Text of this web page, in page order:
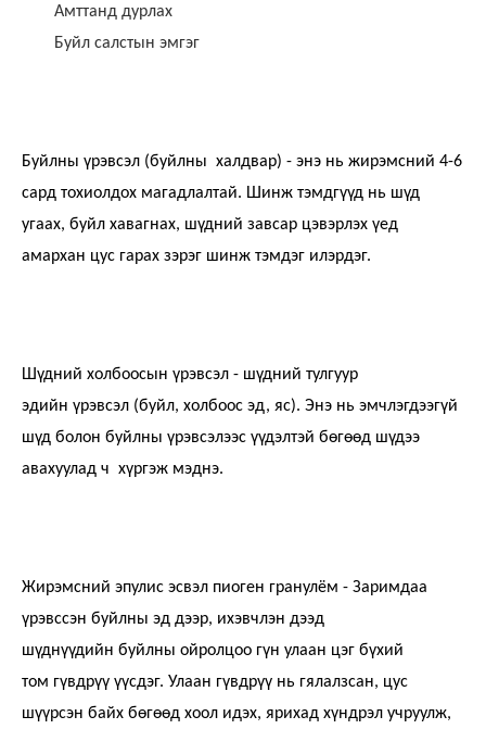
Амттанд дурлах
Буйл салстын эмгэг
Буйлны үрэвсэл (буйлны халдвар) - энэ нь жирэмсний 4-6
сард тохиолдох магадлалтай. Шинж тэмдгүүд нь шүд
угаах, буйл хавагнах, шүдний завсар цэвэрлэх үед
амархан цус гарах зэрэг шинж тэмдэг илэрдэг.
Шүдний холбоосын үрэвсэл - шүдний тулгуур
эдийн үрэвсэл (буйл, холбоос эд, яс). Энэ нь эмчлэгдээгүй
шүд болон буйлны үрэвсэлээс үүдэлтэй бөгөөд шүдээ
авахуулад ч хүргэж мэднэ.
Жирэмсний эпулис эсвэл пиоген гранулём - Заримдаа
үрэвссэн буйлны эд дээр, ихэвчлэн дээд
шүднүүдийн буйлны ойролцоо гүн улаан цэг бүхий
том гүвдрүү үүсдэг. Улаан гүвдрүү нь гялалзсан, цус
шүүрсэн байх бөгөөд хоол идэх, ярихад хүндрэл учруулж,